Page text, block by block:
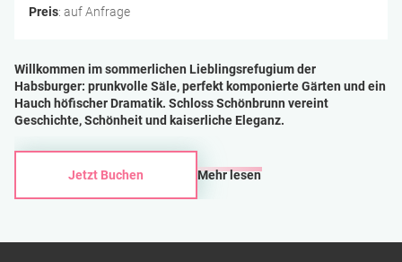
Preis: auf Anfrage
Willkommen im sommerlichen Lieblingsrefugium der
Habsburger: prunkvolle Säle, perfekt komponierte Gärten und ein
Hauch höfischer Dramatik. Schloss Schönbrunn vereint
Geschichte, Schönheit und kaiserliche Eleganz.
Jetzt Buchen Mehr lesen